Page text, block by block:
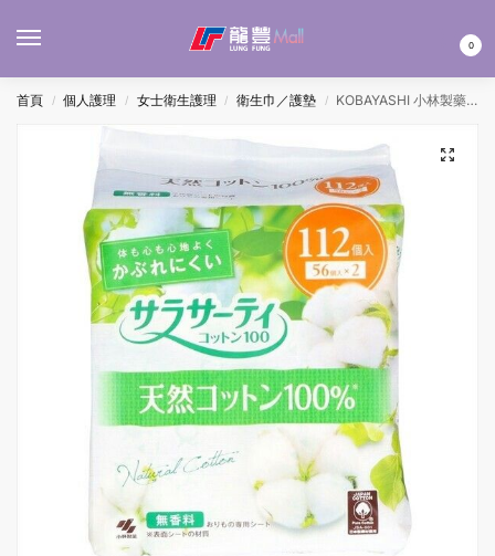
0
首頁 / 個人護理 / 女士衛生護理 / 衛生巾／護墊 / KOBAYASHI 小林製藥 SARASATY 100%純棉抗敏衛生護墊 – 無香 112’S